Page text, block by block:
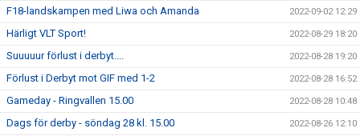
F18-landskampen med Liwa och Amanda 2022-09-02 12:29
Härligt VLT Sport! 2022-08-29 18:20
Suuuuur förlust i derbyt.... 2022-08-28 19:20
Förlust i Derbyt mot GIF med 1-2 2022-08-28 16:52
Gameday - Ringvallen 15.00 2022-08-28 10:48
Dags för derby - söndag 28 kl. 15.00 2022-08-26 12:10